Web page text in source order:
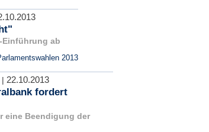
ab
2013
| 22.10.2013
fordert
eine Beendigung der